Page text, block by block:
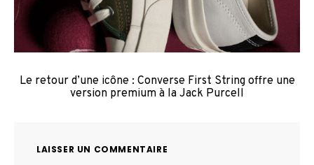
Le retour d’une icône : Converse First String offre une
version premium à la Jack Purcell
LAISSER UN COMMENTAIRE